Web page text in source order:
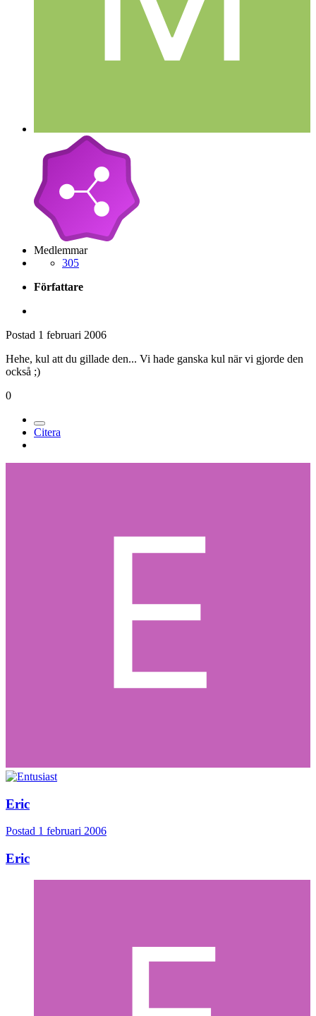
Medlemmar
305
Författare
Postad 1 februari 2006
Hehe, kul att du gillade den... Vi hade ganska kul när vi gjorde den
också ;)
0
Citera
Eric
Postad 1 februari 2006
Eric